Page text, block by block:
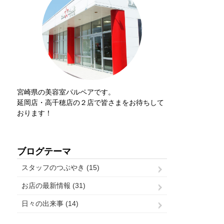
宮崎県の美容室パルペアです。
延岡店・高千穂店の２店で皆さまをお待ちして
おります！
ブログテーマ
スタッフのつぶやき (15)
お店の最新情報 (31)
日々の出来事 (14)